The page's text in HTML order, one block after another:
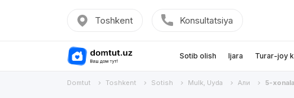
Toshkent Konsultatsiya
Sotib olish Ijara Turar-joy
Domtut Toshkent Sotish Mulk, Uyda Али 5-